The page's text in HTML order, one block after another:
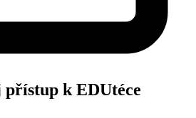
přístup k EDUtéce